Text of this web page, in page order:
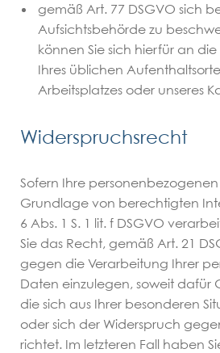
gemäß Art. 77 DSGVO sich
Aufsichtsbehörde zu
können Sie sich hierfür an
Ihres üblichen
Arbeitsplatzes oder unseres
Widerspruchsrecht
Sofern Ihre
Grundlage von berechtigten
6 Abs. 1 S. 1 lit. f DSGVO
Sie das Recht, gemäß Art. 21
gegen die Verarbeitung Ihrer
Daten einzulegen, soweit dafür
die sich aus Ihrer besonderen
oder sich der Widerspruch
richtet. Im letzteren Fall haben